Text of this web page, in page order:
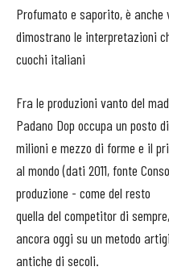
Profumato e saporito, è
dimostrano le interpretazioni
cuochi italiani
Fra le produzioni vanto del
Padano Dop occupa un posto
milioni e mezzo di forme e il
al mondo (dati 2011, fonte
produzione - come del resto
quella del competitor di
ancora oggi su un metodo
antiche di secoli.